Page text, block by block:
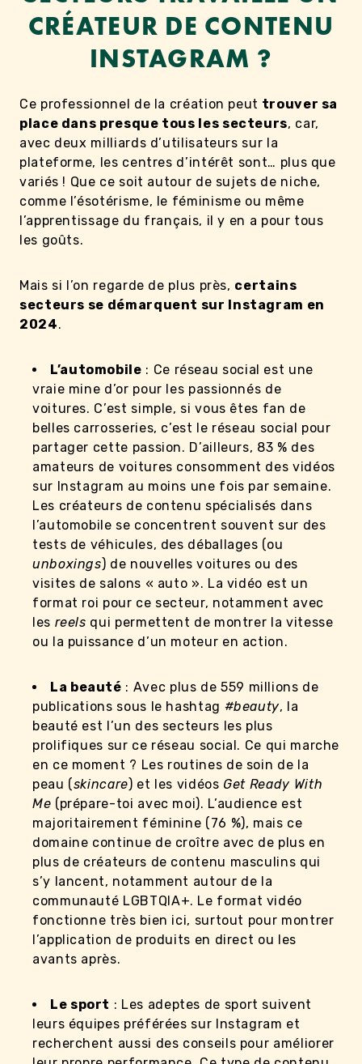
CRÉATEUR DE CONTENU
INSTAGRAM ?
Ce professionnel de la création peut trouver sa
place dans presque tous les secteurs, car,
avec deux milliards d’utilisateurs sur la
plateforme, les centres d’intérêt sont… plus que
variés ! Que ce soit autour de sujets de niche,
comme l’ésotérisme, le féminisme ou même
l’apprentissage du français, il y en a pour tous
les goûts.
Mais si l’on regarde de plus près, certains
secteurs se démarquent sur Instagram en
2024.
L’automobile : Ce réseau social est une
vraie mine d’or pour les passionnés de
voitures. C’est simple, si vous êtes fan de
belles carrosseries, c’est le réseau social pour
partager cette passion. D’ailleurs, 83 % des
amateurs de voitures consomment des vidéos
sur Instagram au moins une fois par semaine.
Les créateurs de contenu spécialisés dans
l’automobile se concentrent souvent sur des
tests de véhicules, des déballages (ou
unboxings) de nouvelles voitures ou des
visites de salons « auto ». La vidéo est un
format roi pour ce secteur, notamment avec
les reels qui permettent de montrer la vitesse
ou la puissance d’un moteur en action.
La beauté : Avec plus de 559 millions de
publications sous le hashtag #beauty, la
beauté est l’un des secteurs les plus
prolifiques sur ce réseau social. Ce qui marche
en ce moment ? Les routines de soin de la
peau (skincare) et les vidéos Get Ready With
Me (prépare-toi avec moi). L’audience est
majoritairement féminine (76 %), mais ce
domaine continue de croître avec de plus en
plus de créateurs de contenu masculins qui
s’y lancent, notamment autour de la
communauté LGBTQIA+. Le format vidéo
fonctionne très bien ici, surtout pour montrer
l’application de produits en direct ou les
avants après.
Le sport : Les adeptes de sport suivent
leurs équipes préférées sur Instagram et
recherchent aussi des conseils pour améliorer